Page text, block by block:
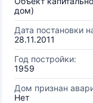
дом)
Дата постановки
28.11.2011
Год постройки:
1959
Дом признан
Нет